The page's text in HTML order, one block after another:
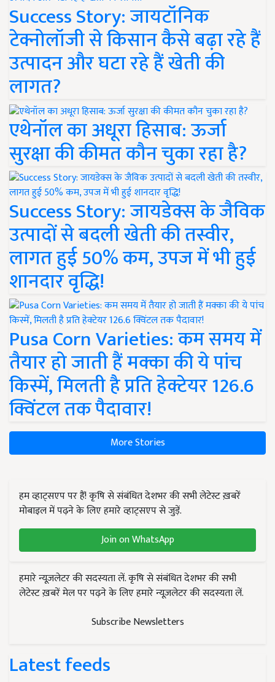
Success Story: जायटॉनिक
टेक्नोलॉजी से किसान कैसे बढ़ा रहे हैं
उत्पादन और घटा रहे हैं खेती की
लागत?
एथेनॉल का अधूरा हिसाब: ऊर्जा
सुरक्षा की कीमत कौन चुका रहा है?
Success Story: जायडेक्स के जैविक
उत्पादों से बदली खेती की तस्वीर,
लागत हुई 50% कम, उपज में भी हुई
शानदार वृद्धि!
Pusa Corn Varieties: कम समय में
तैयार हो जाती हैं मक्का की ये पांच
किस्में, मिलती है प्रति हेक्टेयर 126.6
क्विंटल तक पैदावार!
More Stories
हम व्हाट्सएप पर हैं! कृषि से संबंधित देशभर की सभी लेटेस्ट ख़बरें
मोबाइल में पढ़ने के लिए हमारे व्हाट्सएप से जुड़ें.
Join on WhatsApp
हमारे न्यूज़लेटर की सदस्यता लें. कृषि से संबंधित देशभर की सभी
लेटेस्ट ख़बरें मेल पर पढ़ने के लिए हमारे न्यूज़लेटर की सदस्यता लें.
Subscribe Newsletters
Latest feeds